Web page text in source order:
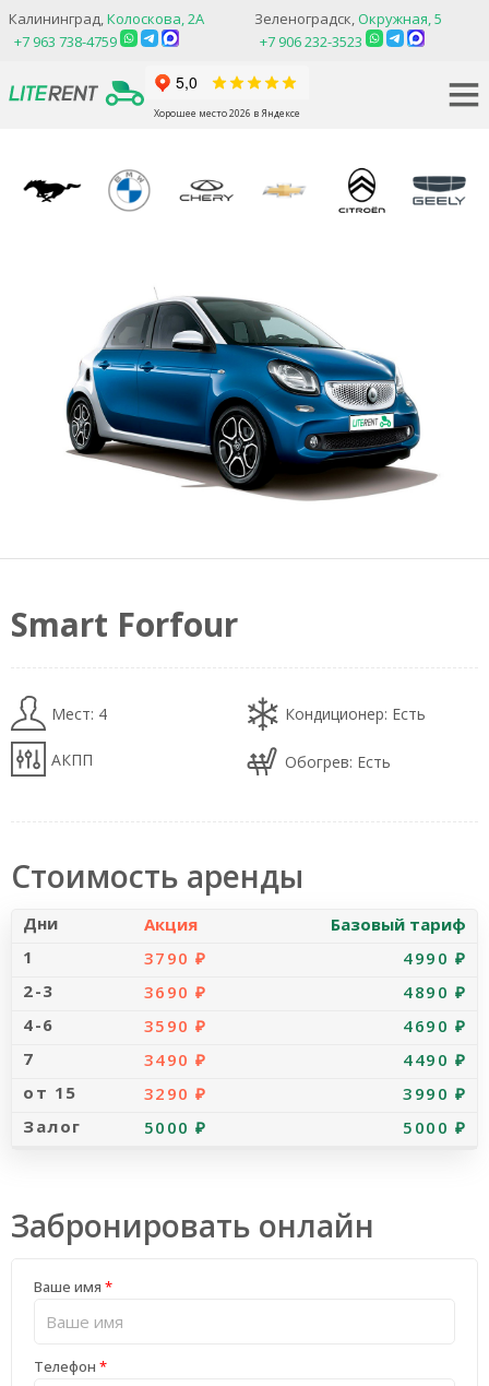
Зеленоградск,Окружная, 5
+7 906 232-3523
Калининград,Колоскова, 2А
+7 963 738-4759
Хорошее место 2026 в Яндексе
Smart Forfour
Мест: 4 Кондиционер: Есть
АКПП Обогрев: Есть
Стоимость аренды
Акция
Базовый тариф
3790 ₽
4990 ₽
3690 ₽
4890 ₽
3590 ₽
4690 ₽
3490 ₽
4490 ₽
3290 ₽
3990 ₽
5000 ₽
5000 ₽
Забронировать онлайн
Ваше имя *
Телефон *